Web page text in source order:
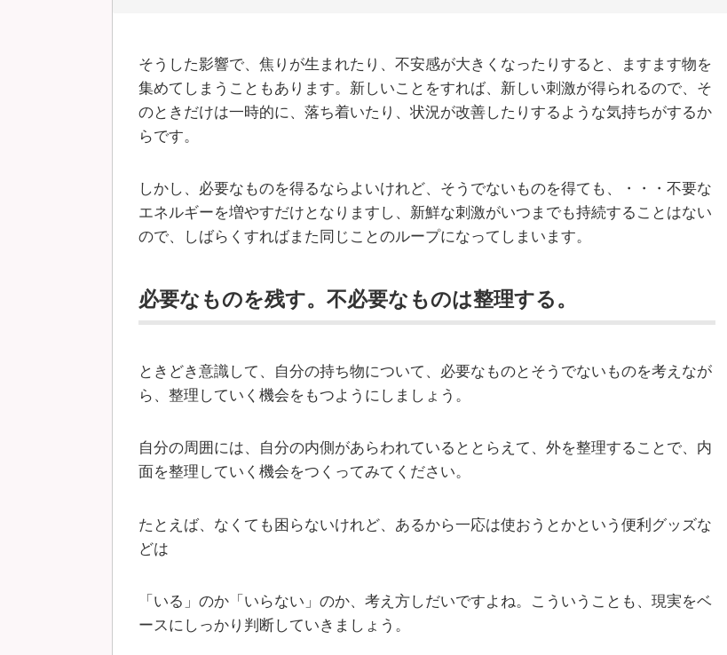
そうした影響で、焦りが生まれたり、不安感が大きくなったりすると、ますます物を
集めてしまうこともあります。新しいことをすれば、新しい刺激が得られるので、そ
のときだけは一時的に、落ち着いたり、状況が改善したりするような気持ちがするか
らです。
しかし、必要なものを得るならよいけれど、そうでないものを得ても、・・・不要な
エネルギーを増やすだけとなりますし、新鮮な刺激がいつまでも持続することはない
ので、しばらくすればまた同じことのループになってしまいます。
必要なものを残す。不必要なものは整理する。
ときどき意識して、自分の持ち物について、必要なものとそうでないものを考えなが
ら、整理していく機会をもつようにしましょう。
自分の周囲には、自分の内側があらわれているととらえて、外を整理することで、内
面を整理していく機会をつくってみてください。
たとえば、なくても困らないけれど、あるから一応は使おうとかという便利グッズな
どは
「いる」のか「いらない」のか、考え方しだいですよね。こういうことも、現実をベ
ースにしっかり判断していきましょう。